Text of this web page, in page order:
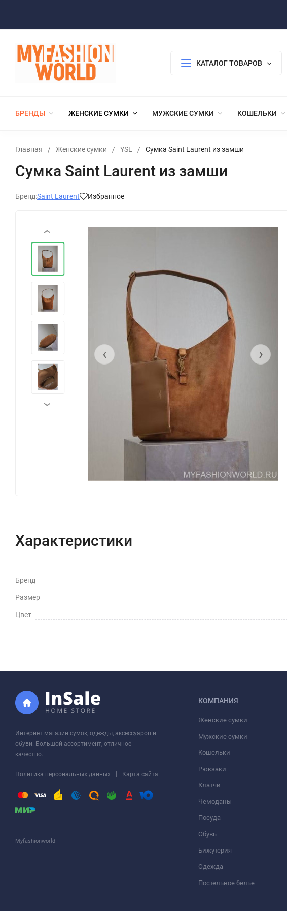
КАТАЛОГ ТОВАРОВ
БРЕНДЫ ЖЕНСКИЕ СУМКИ МУЖСКИЕ СУМКИ КОШЕЛЬКИ
Главная / Женские сумки / YSL / Сумка Saint Laurent из замши
Сумка Saint Laurent из замши
Бренд:Saint Laurent Избранное
‹ ›
‹
›
Характеристики
Бренд
Размер
Цвет
Интернет магазин сумок, одежды, аксессуаров и
обуви. Большой ассортимент, отличное
качество.
Политика персональных данных | Карта сайта
Myfashionworld
КОМПАНИЯ
Женские сумки
Мужские сумки
Кошельки
Рюкзаки
Клатчи
Чемоданы
Посуда
Обувь
Бижутерия
Одежда
Постельное белье